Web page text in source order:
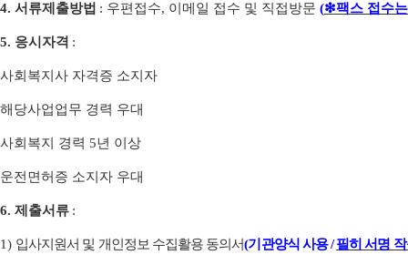
4. 서류제출방법 : 우편접수, 이메일 접수 및 직접방문 (❇팩스 접수
5. 응시자격 :
사회복지사 자격증 소지자
해당사업업무 경력 우대
사회복지 경력 5년 이상
운전면허증 소지자 우대
6. 제출서류 :
1) 입사지원서 및 개인정보 수집활용 동의서(기관양식 사용/필히 서명